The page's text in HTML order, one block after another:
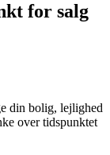
for salg
din bolig, lejlighed
over tidspunktet